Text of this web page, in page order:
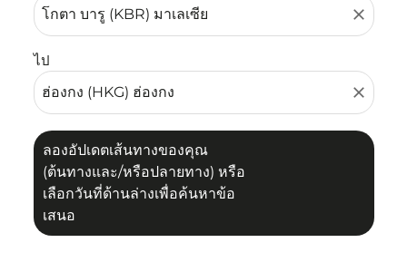
close
ไป
close
ลองอัปเดตเส้นทางของคุณ
(ต้นทางและ/หรือปลายทาง) หรือ
เลือกวันที่ด้านล่างเพื่อค้นหาข้อ
เสนอ